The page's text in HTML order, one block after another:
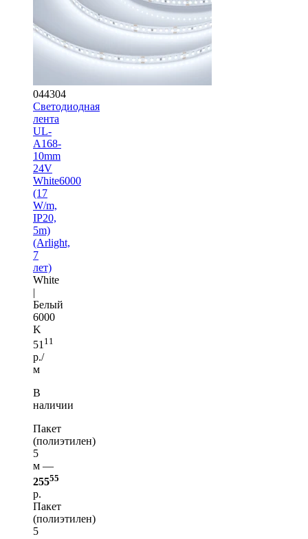
044304
Светодиодная
лента
UL-
A168-
10mm
24V
White6000
(17
W/m,
IP20,
5m)
(Arlight,
7
лет)
White
|
Белый
6000
K
51 11
р./
м
В
наличии
Пакет
(полиэтилен)
5
м —
25555
р.
Пакет
(полиэтилен)
5